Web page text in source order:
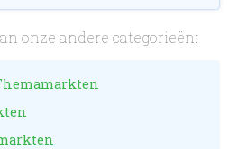
onze andere categorieën: